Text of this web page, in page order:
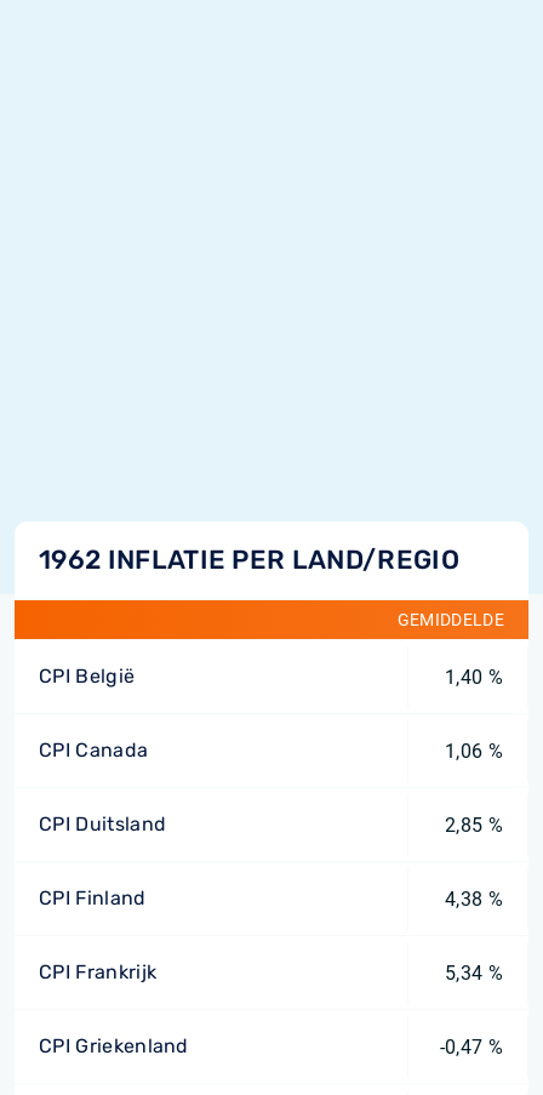
1962 INFLATIE PER LAND/REGIO
GEMIDDELDE
CPI België 1,40 %
CPI Canada 1,06 %
CPI Duitsland 2,85 %
CPI Finland 4,38 %
CPI Frankrijk 5,34 %
CPI Griekenland -0,47 %